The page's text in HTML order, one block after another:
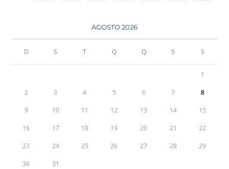
AGOSTO 2026
D S T Q Q S S
1
2 3 4 5 6 7 8
9 10 11 12 13 14 15
16 17 18 19 20 21 22
23 24 25 26 27 28 29
30 31